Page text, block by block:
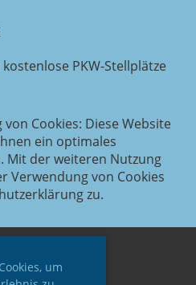
um
PKW-Stellplätze
Cookies: Diese Website
ein optimales
Mit der weiteren Nutzung
Verwendung von Cookies
zu.